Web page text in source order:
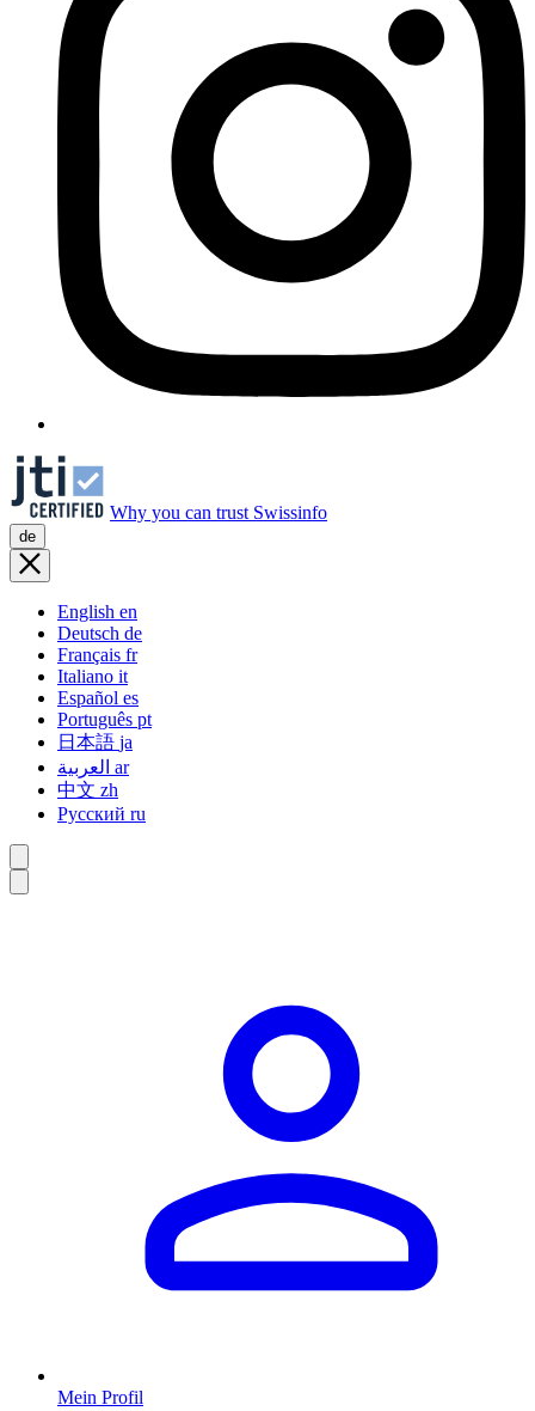
Why you can trust Swissinfo
de
English en
Deutsch de
Français fr
Italiano it
Español es
Português pt
日本語 ja
ar
中文 zh
Русский ru
Mein Profil